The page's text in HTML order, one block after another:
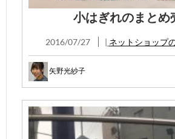
小はぎれのまと
2016/07/27 | ネットショップ
矢野光紗子